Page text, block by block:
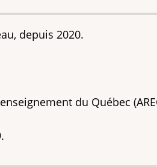
depuis 2020.
du Québec